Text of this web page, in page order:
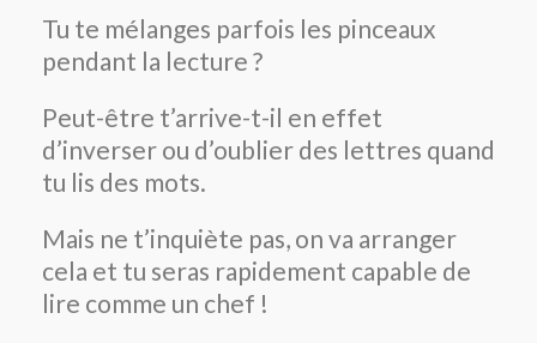
Tu te mélanges parfois les pinceaux
pendant la lecture ?
Peut-être t’arrive-t-il en effet
d’inverser ou d’oublier des lettres quand
tu lis des mots.
Mais ne t’inquiète pas, on va arranger
cela et tu seras rapidement capable de
lire comme un chef !